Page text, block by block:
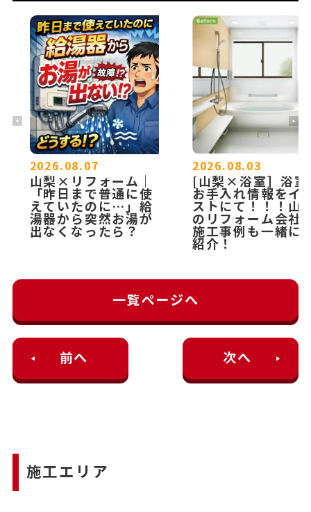
2026.08.07
山梨×リフォーム｜
「昨日まで普通に使
えていたのに…」給
湯器から突然お湯が
出なくなったら？
2026.08.03
[山梨×浴室］浴室
お手入れ情報をイ
ストにて！！！山
のリフォーム会社
施工事例も一緒に
紹介！
前へ
一覧ページへ
次へ
施工エリア